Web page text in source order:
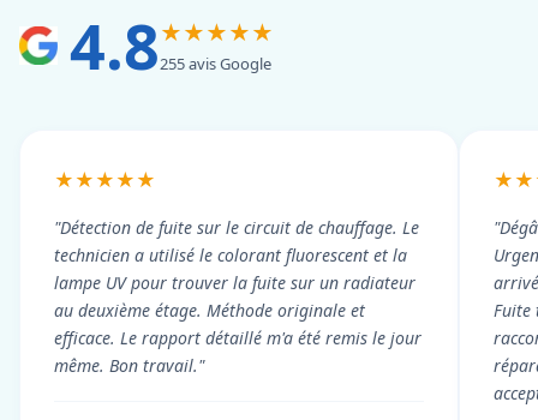
4.8★★★★★
255 avis Google
★★★★★
"Détection de fuite sur le circuit de chauffage. Le
technicien a utilisé le colorant fluorescent et la
lampe UV pour trouver la fuite sur un radiateur
au deuxième étage. Méthode originale et
efficace. Le rapport détaillé m'a été remis le jour
même. Bon travail."
Fuite